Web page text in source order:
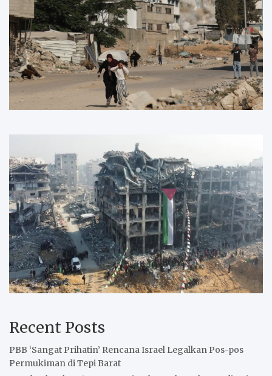
Recent Posts
PBB ‘Sangat Prihatin’ Rencana Israel Legalkan Pos-pos
Permukiman di Tepi Barat